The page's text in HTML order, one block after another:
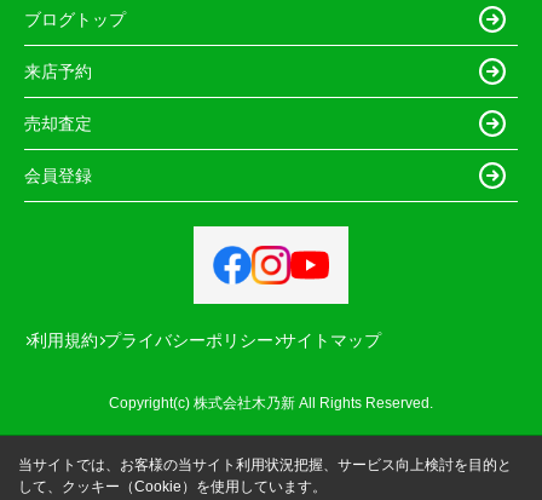
ブログトップ
来店予約
売却査定
会員登録
利用規約 プライバシーポリシー サイトマップ
Copyright(c) 株式会社木乃新 All Rights Reserved.
当サイトでは、お客様の当サイト利用状況把握、サービス向上検討を目的と
して、クッキー（Cookie）を使用しています。